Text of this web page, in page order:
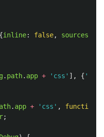
{inline: false,
. path. app + ' css ' ], { '
. app + ' css ' , function
;